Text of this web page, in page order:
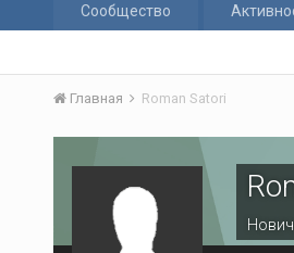
Сообщество
Главная Roman Satori